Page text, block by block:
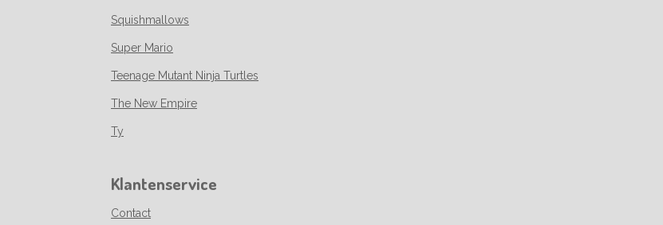
Squishmallows
Super Mario
Teenage Mutant Ninja Turtles
The New Empire
Ty
Klantenservice
Contact